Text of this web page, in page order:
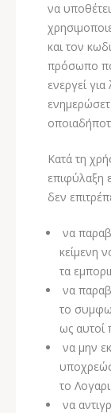
να
και τον
πρόσωπο
ενεργεί
Κατά τη
επιφύλαξη
δεν
να
κείμενη
τα
να
το
ως αυτοί
να μην
το
να